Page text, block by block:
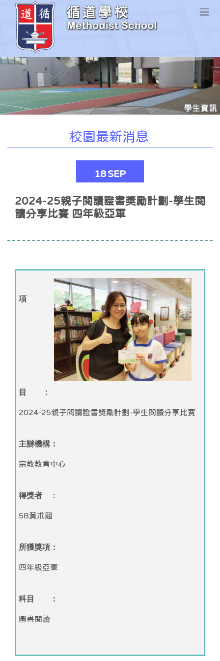
校園最新消息
18 SEP
2024-25親子閱讀證書獎勵計劃-學生閱
讀分享比賽 四年級亞軍
項
目 ：
2024-25親子閱讀證書獎勵計劃-學生閱讀分享比賽
主辦機構：
宗教教育中心
得獎者 ：
5B黃朮翹
所獲獎項：
四年級亞軍
科目 ：
圖書閱讀